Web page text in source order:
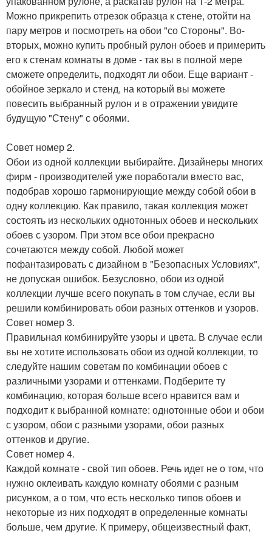
Можно прикрепить отрезок образца к стене, отойти на
пару метров и посмотреть на обои "со Стороны". Во-
вторых, можно купить пробный рулон обоев и примерить
его к стенам комнаты в доме - так вы в полной мере
сможете определить, подходят ли обои. Еще вариант -
обойное зеркало и стенд, на который вы можете
повесить выбранный рулон и в отражении увидите
будущую "Стену" с обоями.
Совет номер 2.
Обои из одной коллекции выбирайте. Дизайнеры многих
фирм - производителей уже поработали вместо вас,
подобрав хорошо гармонирующие между собой обои в
одну коллекцию. Как правило, такая коллекция может
состоять из нескольких однотонных обоев и нескольких
обоев с узором. При этом все обои прекрасно
сочетаются между собой. Любой может
пофантазировать с дизайном в "Безопасных Условиях",
не допуская ошибок. Безусловно, обои из одной
коллекции лучше всего покупать в том случае, если вы
решили комбинировать обои разных оттенков и узоров.
Совет номер 3.
Правильная комбинируйте узоры и цвета. В случае если
вы не хотите использовать обои из одной коллекции, то
следуйте нашим советам по комбинации обоев с
различными узорами и оттенками. Подберите ту
комбинацию, которая больше всего нравится вам и
подходит к выбранной комнате: однотонные обои и обои
с узором, обои с разными узорами, обои разных
оттенков и другие.
Совет номер 4.
Каждой комнате - свой тип обоев. Речь идет не о том, что
нужно оклеивать каждую комнату обоями с разным
рисунком, а о том, что есть несколько типов обоев и
некоторые из них подходят в определенные комнаты
больше, чем другие. К примеру, общеизвестный факт,